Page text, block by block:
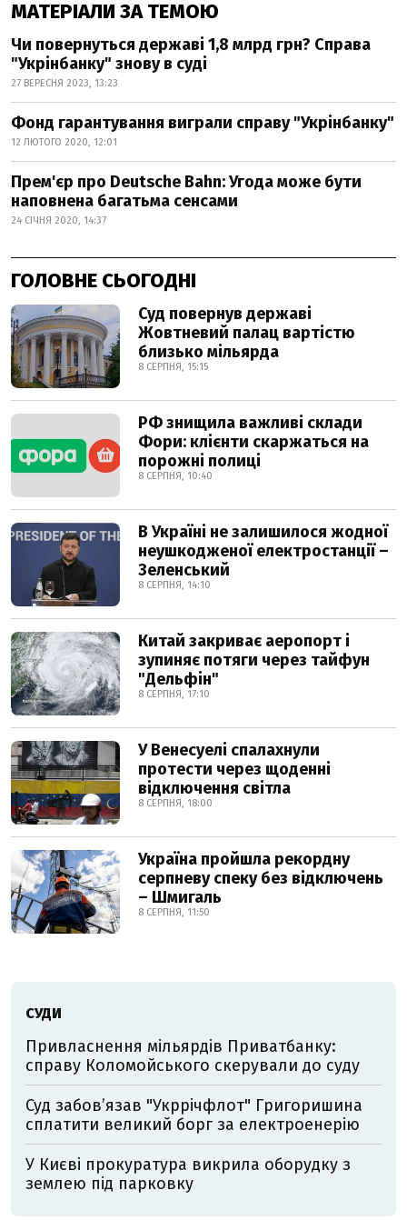
МАТЕРІАЛИ ЗА ТЕМОЮ
Чи повернуться державі 1,8 млрд грн? Справа
"Укрінбанку" знову в суді
27 ВЕРЕСНЯ 2023, 13:23
Фонд гарантування виграли справу "Укрінбанку"
12 ЛЮТОГО 2020, 12:01
Прем'єр про Deutsche Bahn: Угода може бути
наповнена багатьма сенсами
24 СІЧНЯ 2020, 14:37
ГОЛОВНЕ СЬОГОДНІ
Суд повернув державі
Жовтневий палац вартістю
близько мільярда
8 СЕРПНЯ, 15:15
РФ знищила важливі склади
Фори: клієнти скаржаться на
порожні полиці
8 СЕРПНЯ, 10:40
В Україні не залишилося жодної
неушкодженої електростанції –
Зеленський
8 СЕРПНЯ, 14:10
Китай закриває аеропорт і
зупиняє потяги через тайфун
"Дельфін"
8 СЕРПНЯ, 17:10
У Венесуелі спалахнули
протести через щоденні
відключення світла
8 СЕРПНЯ, 18:00
Україна пройшла рекордну
серпневу спеку без відключень
– Шмигаль
8 СЕРПНЯ, 11:50
СУДИ
Привласнення мільярдів Приватбанку:
справу Коломойського скерували до суду
Суд забов’язав "Укррічфлот" Григоришина
сплатити великий борг за електроенерію
У Києві прокуратура викрила оборудку з
землею під парковку